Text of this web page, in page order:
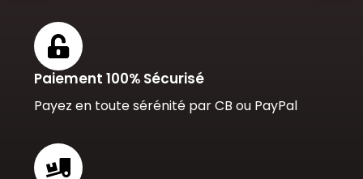
Paiement 100% Sécurisé
Payez en toute sérénité par CB ou PayPal